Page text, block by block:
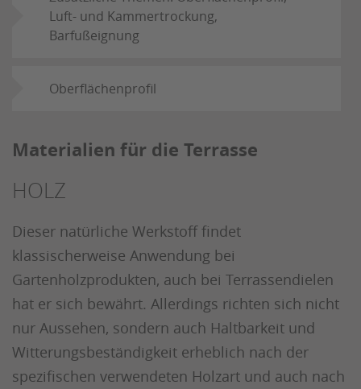
Luft- und Kammertrockung,
Barfußeignung
Oberflächenprofil
Materialien für die Terrasse
HOLZ
Dieser natürliche Werkstoff findet
klassischerweise Anwendung bei
Gartenholzprodukten, auch bei Terrassendielen
hat er sich bewährt. Allerdings richten sich nicht
nur Aussehen, sondern auch Haltbarkeit und
Witterungsbeständigkeit erheblich nach der
spezifischen verwendeten Holzart und auch nach